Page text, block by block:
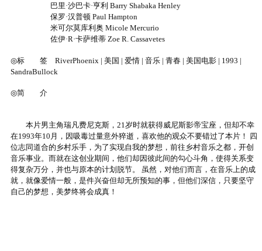
巴里·沙巴卡·亨利 Barry Shabaka Henley
保罗·汉普顿 Paul Hampton
米可尔莫库利奥 Micole Mercurio
佐伊·R·卡萨维蒂 Zoe R. Cassavetes
◎标 签 RiverPhoenix | 美国 | 爱情 | 音乐 | 青春 | 美国电影 | 1993 |
SandraBullock
◎简 介
本片男主角瑞凡费尼克斯，21岁时就获得威尼斯影帝宝座，但却不幸
在1993年10月，因吸毒过量意外猝逝，喜欢他的观众不要错过了本片！ 四
位志同道合的乡村乐手，为了实现自我的梦想，前往乡村音乐之都，开创
音乐事业。而就在这创业期间，他们却因彼此间的勾心斗角，使得关系变
得复杂万分，并也与原本的计划脱节。 虽然，对他们而言，在音乐上的成
就，就像爱情一般，是件兴奋但却无所预知的事，但他们深信，只要坚守
自己的梦想，美梦终将会成真！